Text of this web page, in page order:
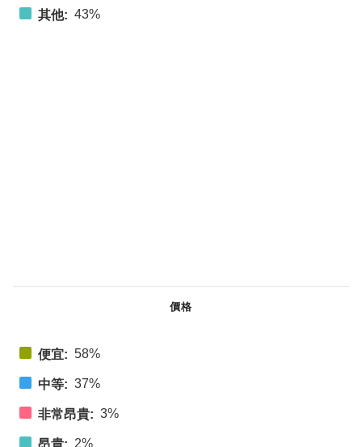
其他: 43%
價格
便宜: 58%
中等: 37%
非常昂貴: 3%
昂貴: 2%